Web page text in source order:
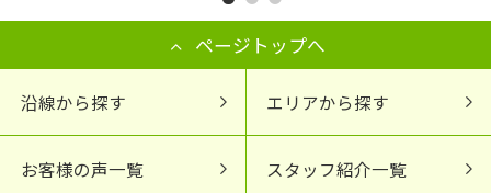
ページトップへ
沿線から探す エリアから探す
お客様の声一覧 スタッフ紹介一覧